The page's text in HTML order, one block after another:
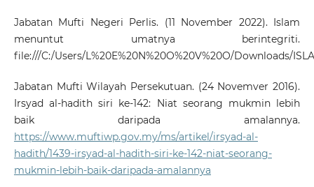
Jabatan Mufti Negeri Perlis. (11 November 2022). Islam
menuntut umatnya berintegriti.
file:///C:/Users/L%20E%20N%20O%20V%20O/Downloads/
Jabatan Mufti Wilayah Persekutuan. (24 Novemver 2016).
Irsyad al-hadith siri ke-142: Niat seorang mukmin lebih
baik daripada amalannya.
https://www.muftiwp.gov.my/ms/artikel/irsyad-al-
hadith/1439-irsyad-al-hadith-siri-ke-142-niat-seorang-
mukmin-lebih-baik-daripada-amalannya